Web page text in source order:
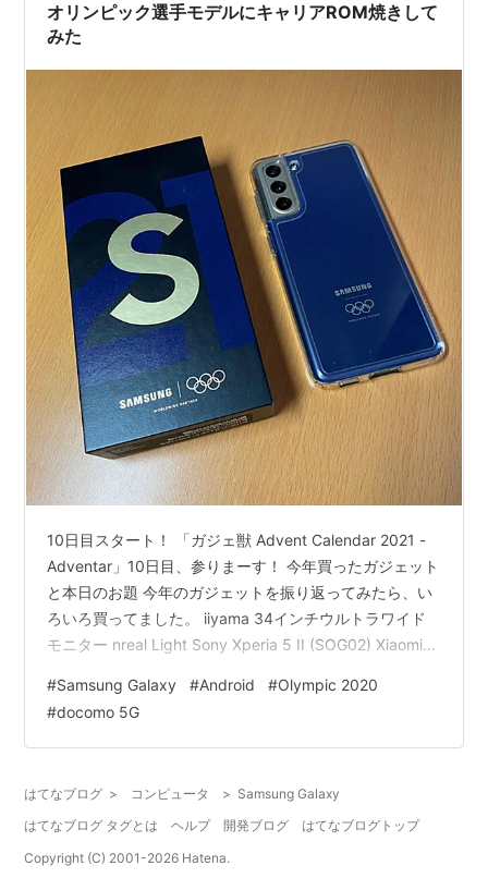
オリンピック選手モデルにキャリアROM焼きして
みた
10日目スタート！ 「ガジェ獣 Advent Calendar 2021 -
Adventar」10日目、参りまーす！ 今年買ったガジェット
と本日のお題 今年のガジェットを振り返ってみたら、い
ろいろ買ってました。 iiyama 34インチウルトラワイド
モニター nreal Light Sony Xperia 5 II (SOG02) Xiaomi
Keyboard Lenovo ThinkCentre M75q-1 Tiny Gen 1
Samsung Galaxy Buds Pro Oculus Ques…
#Samsung Galaxy #Android #Olympic 2020
#docomo 5G
はてなブログ > コンピュータ > Samsung Galaxy
はてなブログ タグとは
ヘルプ 開発ブログ
はてなブログトップ
Copyright (C) 2001-2026 Hatena.